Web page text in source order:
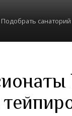
Подобрать санаторий